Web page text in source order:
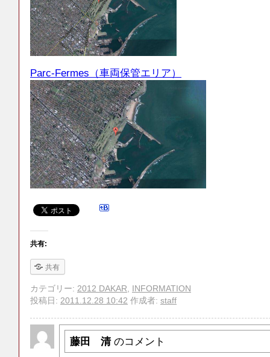
Parc-Fermes（車両保管エリア）
共有:
共有
カテゴリー: 2012 DAKAR, INFORMATION
投稿日: 2011.12.28 10:42 作成者: staff
藤田 清 のコメント